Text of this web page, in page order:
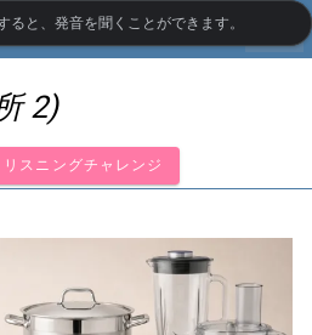
スウェーデン語の視覚語彙
2)
リスニングチャレンジ
ると、発音を聞くことができます。